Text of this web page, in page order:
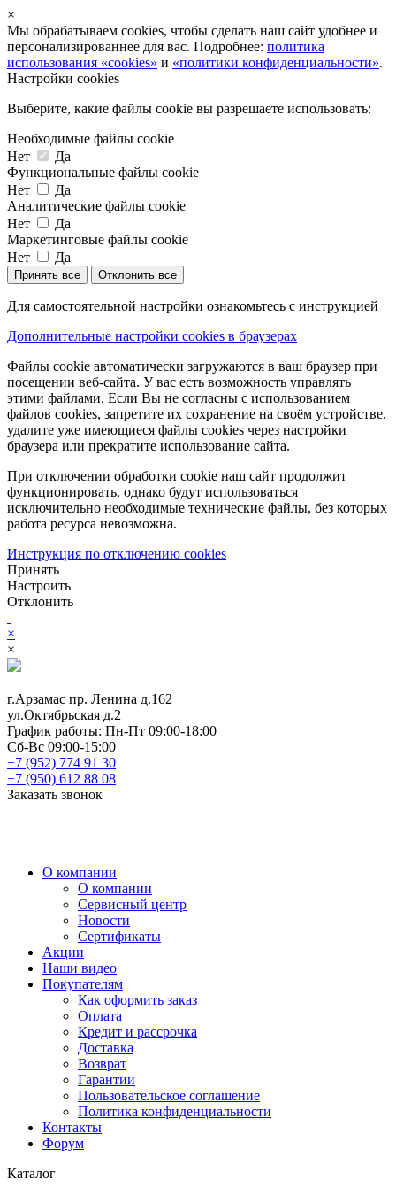
×
Мы обрабатываем cookies, чтобы сделать наш сайт удобнее и
персонализированнее для вас. Подробнее: политика
использования «cookies» и «политики конфиденциальности».
Настройки cookies
Выберите, какие файлы cookie вы разрешаете использовать:
Необходимые файлы cookie
Нет
Да
Функциональные файлы cookie
Нет
Да
Аналитические файлы cookie
Нет
Да
Маркетинговые файлы cookie
Нет
Да
Принять все Отклонить все
Для самостоятельной настройки ознакомьтесь с инструкцией
Дополнительные настройки cookies в браузерах
Файлы cookie автоматически загружаются в ваш браузер при
посещении веб-сайта. У вас есть возможность управлять
этими файлами. Если Вы не согласны с использованием
файлов cookies, запретите их сохранение на своём устройстве,
удалите уже имеющиеся файлы cookies через настройки
браузера или прекратите использование сайта.
При отключении обработки cookie наш сайт продолжит
функционировать, однако будут использоваться
исключительно необходимые технические файлы, без которых
работа ресурса невозможна.
Инструкция по отключению cookies
Принять
Настроить
Отклонить
×
×
г.Арзамас пр. Ленина д.162
ул.Октябрьская д.2
График работы: Пн-Пт 09:00-18:00
Сб-Вс 09:00-15:00
+7 (952) 774 91 30
+7 (950) 612 88 08
Заказать звонок
О компании
О компании
Сервисный центр
Новости
Сертификаты
Акции
Наши видео
Покупателям
Как оформить заказ
Оплата
Кредит и рассрочка
Доставка
Возврат
Гарантии
Пользовательское соглашение
Политика конфиденциальности
Контакты
Форум
Каталог